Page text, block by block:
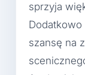
sprzyja
szansę na